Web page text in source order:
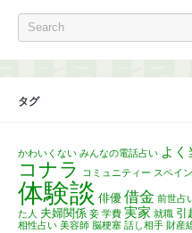
タグ
かわいくない みんなの電話占い よく
コナラ
コミュニティー スペイン
体験談 俳優 借金 前世占
た人 夫婦関係 妾 学費 実家 就職 引
相性占い 美容師 脳梗塞 話し相手 財産